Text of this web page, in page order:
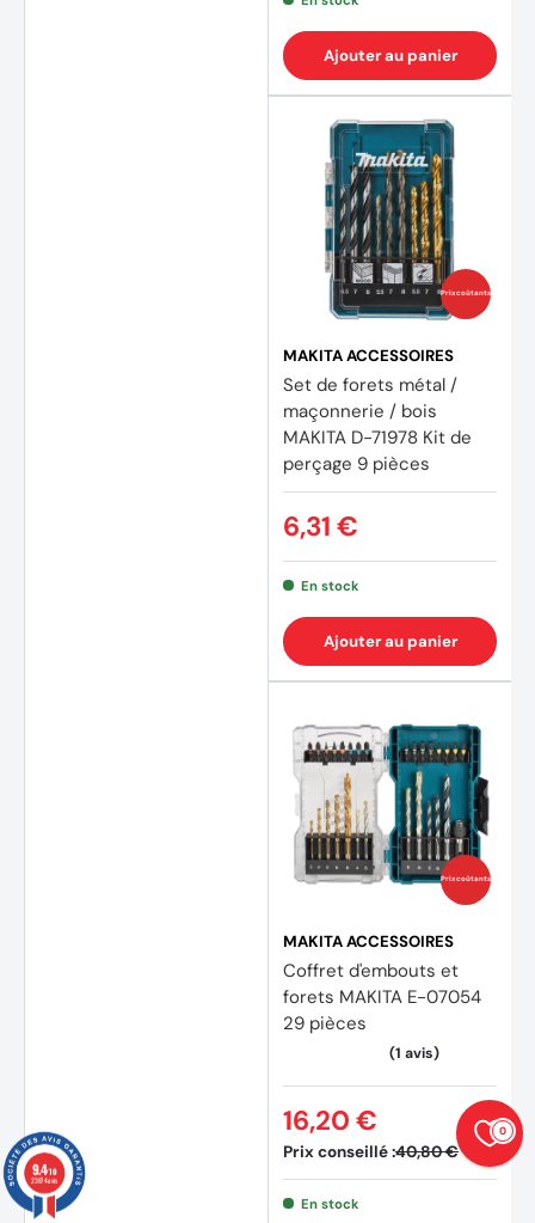
Ajouter au panier
Prix coûtants
MAKITA ACCESSOIRES
Set de forets métal /
maçonnerie / bois
MAKITA D-71978 Kit de
perçage 9 pièces
6,31 €
En stock
Ajouter au panier
Prix coûtants
MAKITA ACCESSOIRES
Coffret d'embouts et
forets MAKITA E-07054
29 pièces
Prix conseillé :40,80 €
16,20 €
En stock
0
9.4/10
23874 avis